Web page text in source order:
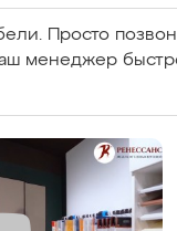
Просто
менеджер